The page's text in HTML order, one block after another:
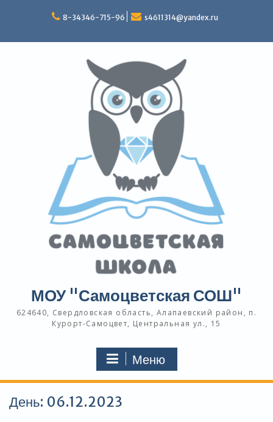
8-34346-715-96 s4611314@yandex.ru
МОУ "Самоцветская СОШ"
624640, Свердловская область, Алапаевский район, п.
Курорт-Самоцвет, Центральная ул., 15
Меню
День: 06.12.2023